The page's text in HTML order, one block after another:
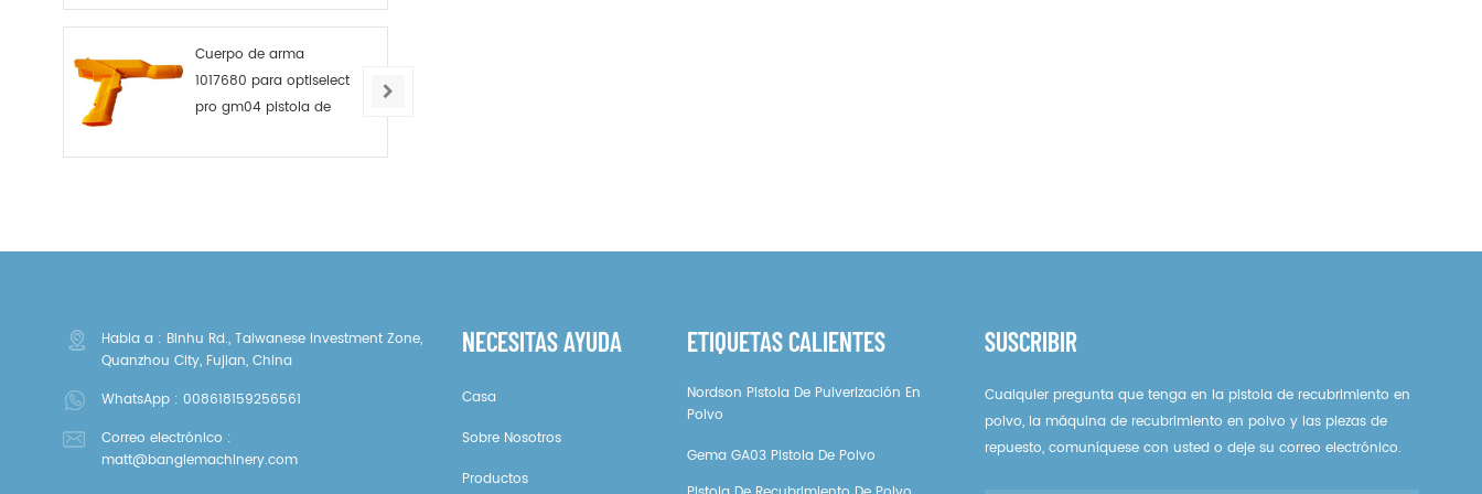
Cuerpo de arma
1017680 para optiselect
pro gm04 pistola de
Habla a : Binhu Rd., Taiwanese Investment Zone,
Quanzhou City, Fujian, China
WhatsApp : 008618159256561
Correo electrónico :
matt@banglemachinery.com
SUSCRIBIR
Cualquier pregunta que tenga en la pistola de recubrimiento en
polvo, la máquina de recubrimiento en polvo y las piezas de
repuesto, comuníquese con usted o deje su correo electrónico.
NECESITAS AYUDA
Casa
Sobre Nosotros
Productos
ETIQUETAS CALIENTES
Nordson Pistola De Pulverización En
Polvo
Gema GA03 Pistola De Polvo